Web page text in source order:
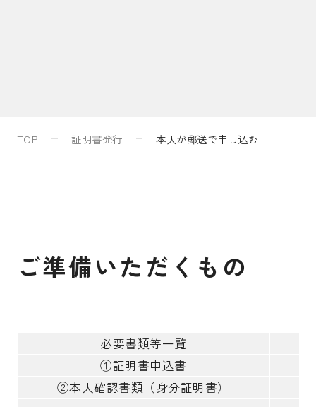
研究
TOP 証明書発行 本人が郵送で申し込む
ご準備いた だ く も の
必要書類等一覧
①証明書申込書
②本人確認書類（身分証明書）